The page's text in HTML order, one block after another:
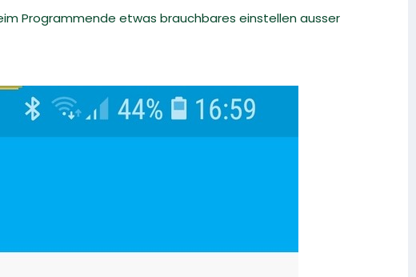
Programmende etwas brauchbares einstellen ausser